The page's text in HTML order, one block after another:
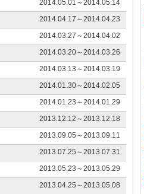
2014.05.01～2014.05.14
2014.04.17～2014.04.23
2014.03.27～2014.04.02
2014.03.20～2014.03.26
2014.03.13～2014.03.19
2014.01.30～2014.02.05
2014.01.23～2014.01.29
2013.12.12～2013.12.18
2013.09.05～2013.09.11
2013.07.25～2013.07.31
2013.05.23～2013.05.29
2013.04.25～2013.05.08